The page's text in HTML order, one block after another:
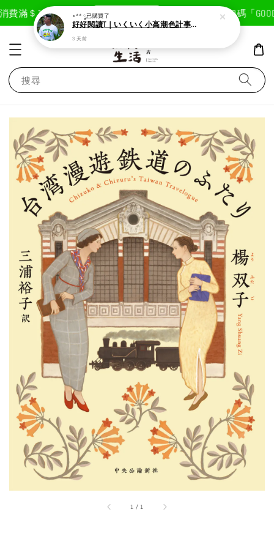
滿＄1800免運費 現在去購物！ 首次註冊輸入折扣碼「
搜尋
1 / 1
⋆** ༘已購買了
好好閱讀T｜いくいく小高潮色計事務所X好好生活書店聯名款
3 天前